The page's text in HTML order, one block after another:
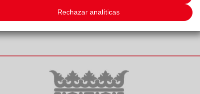
Rechazar analíticas